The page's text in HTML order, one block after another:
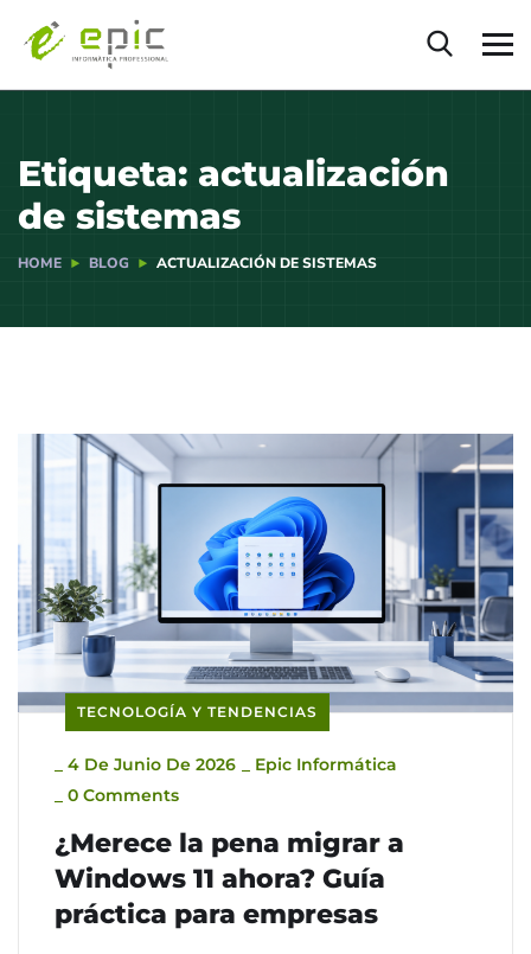
Etiqueta: actualización
de sistemas
HOME BLOG ACTUALIZACIÓN DE SISTEMAS
TECNOLOGÍA Y TENDENCIAS
4 De Junio De 2026
Epic Informática
0 Comments
¿Merece la pena migrar a
Windows 11 ahora? Guía
práctica para empresas